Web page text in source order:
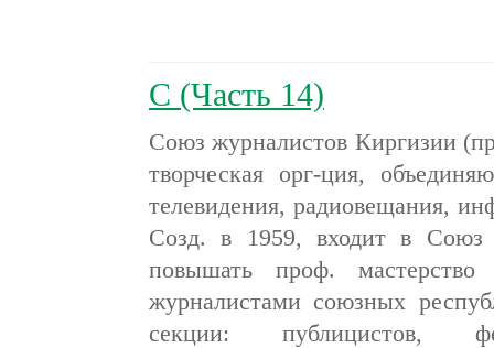
С (Часть 14)
Союз журналистов Киргизии
творческая орг-ция,
телевидения, радиовещания,
Созд. в 1959, входит в Союз
повышать проф. мастерство
журналистами союзных
секции: публицистов,